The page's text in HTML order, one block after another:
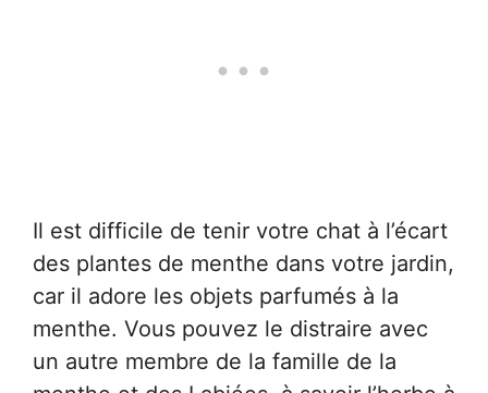
Il est difficile de tenir votre chat à l’écart
des plantes de menthe dans votre jardin,
car il adore les objets parfumés à la
menthe. Vous pouvez le distraire avec
un autre membre de la famille de la